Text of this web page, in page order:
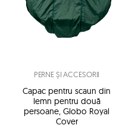
PERNE ȘI ACCESORII
Capac pentru scaun din
lemn pentru două
persoane, Globo Royal
Cover